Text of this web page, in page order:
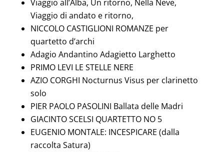
Viaggio all’Alba, Un ritorno, Nella Neve,
Viaggio di andato e ritorno,
NICCOLO CASTIGLIONI ROMANZE per
quartetto d’archi
Adagio Andantino Adagietto Larghetto
PRIMO LEVI LE STELLE NERE
AZIO CORGHI Nocturnus Visus per clarinetto
solo
PIER PAOLO PASOLINI Ballata delle Madri
GIACINTO SCELSI QUARTETTO NO 5
EUGENIO MONTALE: INCESPICARE (dalla
raccolta Satura)